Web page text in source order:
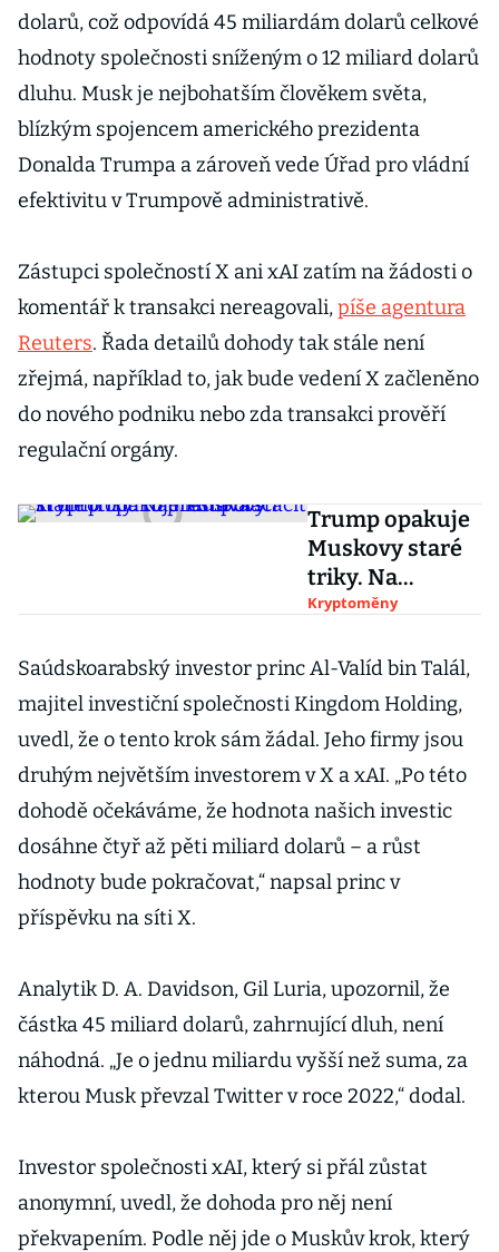
dolarů, což odpovídá 45 miliardám dolarů celkové
hodnoty společnosti sníženým o 12 miliard dolarů
dluhu. Musk je nejbohatším člověkem světa,
blízkým spojencem amerického prezidenta
Donalda Trumpa a zároveň vede Úřad pro vládní
efektivitu v Trumpově administrativě.
Zástupci společností X ani xAI zatím na žádosti o
komentář k transakci nereagovali,píše agentura
Reuters. Řada detailů dohody tak stále není
zřejmá, například to, jak bude vedení X začleněno
do nového podniku nebo zda transakci prověří
regulační orgány.
Trump opakuje
Muskovy staré
triky. Na
manipulaci
přestává stačit
Kryptoměny
Saúdskoarabský investor princ Al-Valíd bin Talál,
majitel investiční společnosti Kingdom Holding,
uvedl, že o tento krok sám žádal. Jeho firmy jsou
druhým největším investorem v X a xAI. „Po této
dohodě očekáváme, že hodnota našich investic
dosáhne čtyř až pěti miliard dolarů – a růst
hodnoty bude pokračovat,“ napsal princ v
příspěvku na síti X.
Analytik D. A. Davidson, Gil Luria, upozornil, že
částka 45 miliard dolarů, zahrnující dluh, není
náhodná. „Je o jednu miliardu vyšší než suma, za
kterou Musk převzal Twitter v roce 2022,“ dodal.
Investor společnosti xAI, který si přál zůstat
anonymní, uvedl, že dohoda pro něj není
překvapením. Podle něj jde o Muskův krok, který